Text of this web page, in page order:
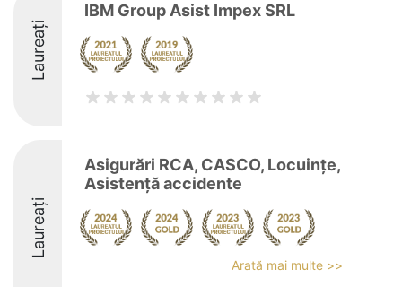
Laureați
IBM Group Asist Impex SRL
Laureați
Asigurări RCA, CASCO, Locuințe,
Asistență accidente
Arată mai multe >>